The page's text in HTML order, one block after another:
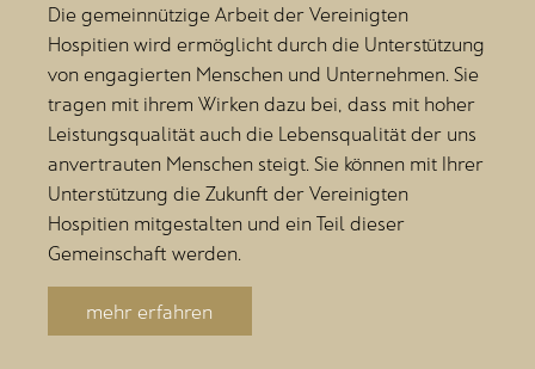
Die gemeinnützige Arbeit der Vereinigten
Hospitien wird ermöglicht durch die Unterstützung
von engagierten Menschen und Unternehmen. Sie
tragen mit ihrem Wirken dazu bei, dass mit hoher
Leistungsqualität auch die Lebensqualität der uns
anvertrauten Menschen steigt. Sie können mit Ihrer
Unterstützung die Zukunft der Vereinigten
Hospitien mitgestalten und ein Teil dieser
Gemeinschaft werden.
mehr erfahren